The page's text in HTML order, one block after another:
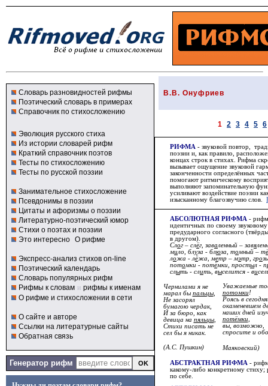
Словарь разновидностей рифмы
Поэтический словарь в примерах
Справочник по стихосложению
Эволюция русского стиха
Из истории словарей рифм
Краткий справочник поэтов
Тесты по стихосложению
Тесты по русской поэзии
Занимательное стихосложение
Псевдонимы в поэзии
Цитаты и афоризмы о поэзии
Литературно-поэтический юмор
Стихи о поэтах и поэзии
Это интересно О рифме
Экспресс-анализ стихов on-line
Поэтический календарь
Словарь популярных рифм
Рифмы к словам и рифмы к именам
О рифме и стихосложении в сети
О сайте и авторе
Ссылки на литературные сайты
Обратная связь
Генератор рифм
В.В. Онуфриев
1 2 3 4 5 6
РИФМА - звуковой повтор,
поэзии и, как правило,
концах строк в стихах. Рифма
вызывает ощущение звуковой
законченности определённых
помогают ритмическому
выполняют запоминательную
усиливают воздействие поэзии
изысканному благозвучию слов.
АБСОЛЮТНАЯ РИФМА -
идентичных по своему
предударного согласного
в другом).
Слог – слёг, заваленный – завя
мило, блуза - блюза, томный – тё
ложа - лёжа, метр – мэтр, гро
потомки - потёмки, простыл -
слыть - слить, выселится - ви
Чернилами я не
марал бы пальцы,
Не засорял
бумагою чердак,
И за бюро, как
девица на пяльцы,
Стихи писать не
сел бы я никак.
(А.С. Пушкин)
Уважаемые
потомки!
Роясь в
окаменевшем
наших дней
потёмки,
вы, возможно,
спросите и
Маяковский)
АБСТРАКТНАЯ РИФМА -
какому-либо конкретному
по себе.